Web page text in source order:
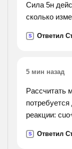
Сила 5н
сколько
S Ответил
5 мин назад
Рассчитать
реакции:
S Ответил